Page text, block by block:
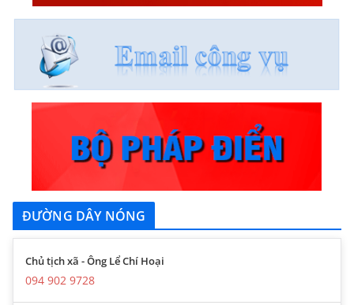
ĐƯỜNG DÂY NÓNG
Chủ tịch xã - Ông Lể Chí Hoại
094 902 9728